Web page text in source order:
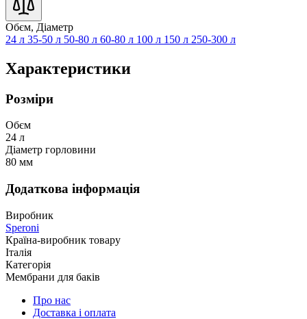
Обєм, Діаметр
24 л 35-50 л 50-80 л 60-80 л 100 л 150 л 250-300 л
Характеристики
Розміри
Обєм
24 л
Діаметр горловини
80 мм
Додаткова інформація
Виробник
Speroni
Країна-виробник товару
Італія
Категорія
Мембрани для баків
Про нас
Доставка і оплата